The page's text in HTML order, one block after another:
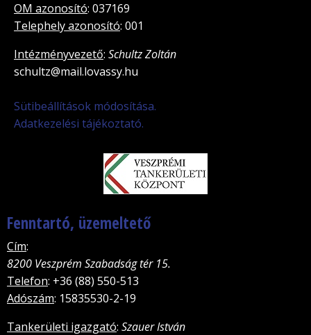
OM azonosító: 037169
Telephely azonosító: 001
Intézményvezető: Schultz Zoltán
schultz@mail.lovassy.hu
Sütibeállítások módosítása.
Adatkezelési tájékoztató.
Fenntartó, üzemeltető
Cím:
8200 Veszprém Szabadság tér 15.
Telefon: +36 (88) 550-513
Adószám: 15835530-2-19
Tankerületi igazgató: Szauer István